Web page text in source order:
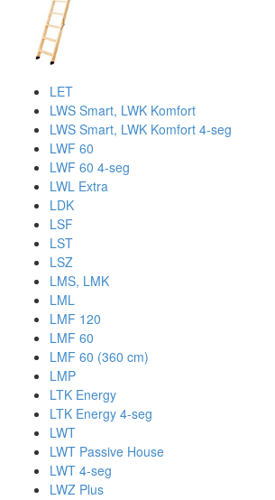
LET
LWS Smart, LWK Komfort
LWS Smart, LWK Komfort 4-seg
LWF 60
LWF 60 4-seg
LWL Extra
LDK
LSF
LST
LSZ
LMS, LMK
LML
LMF 120
LMF 60
LMF 60 (360 cm)
LMP
LTK Energy
LTK Energy 4-seg
LWT
LWT Passive House
LWT 4-seg
LWZ Plus